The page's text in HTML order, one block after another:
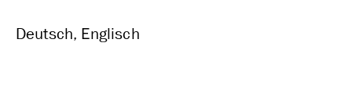
Deutsch, Englisch